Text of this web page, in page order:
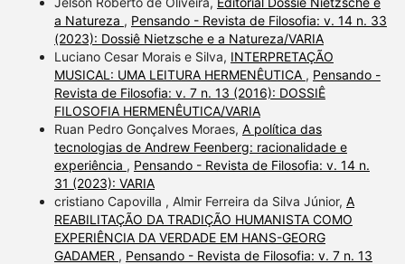
a Natureza , Pensando - Revista de Filosofia: v. 14 n. 33
(2023): Dossiê Nietzsche e a Natureza/VARIA
Luciano Cesar Morais e Silva, INTERPRETAÇÃO
MUSICAL: UMA LEITURA HERMENÊUTICA , Pensando -
Revista de Filosofia: v. 7 n. 13 (2016): DOSSIÊ
FILOSOFIA HERMENÊUTICA/VARIA
Ruan Pedro Gonçalves Moraes, A política das
tecnologias de Andrew Feenberg: racionalidade e
experiência , Pensando - Revista de Filosofia: v. 14 n.
31 (2023): VARIA
cristiano Capovilla , Almir Ferreira da Silva Júnior, A
REABILITAÇÃO DA TRADIÇÃO HUMANISTA COMO
EXPERIÊNCIA DA VERDADE EM HANS-GEORG
GADAMER , Pensando - Revista de Filosofia: v. 7 n. 13